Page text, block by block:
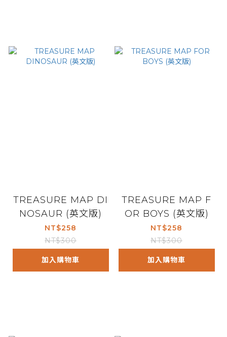
TREASURE MAP DI
NOSAUR (英文版)
NT$258
NT$300
加入購物車
TREASURE MAP F
OR BOYS (英文版)
NT$258
NT$300
加入購物車